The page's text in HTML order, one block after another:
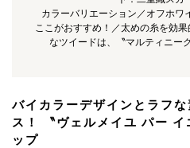
カラーバリエーション／オフホワ
ここがおすすめ！／太めの糸を効
なツイードは、〝マルティニー
バイカラーデザインとラフ
ス！ 〝ヴェルメイユ パー
ップ